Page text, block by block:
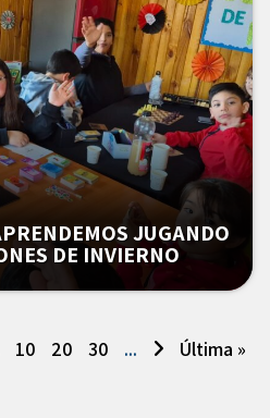
JUGANDO
DE INVIERNO
10 20 30 ... Última »